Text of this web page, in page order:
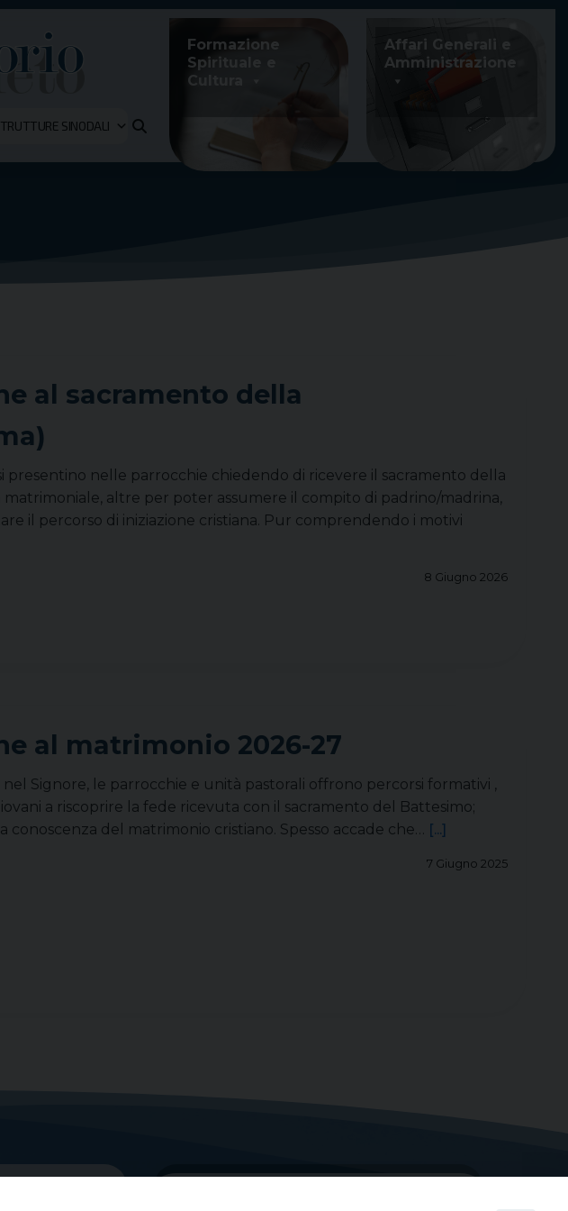
SINODALI
Formazione
Spirituale e
Cultura
Affari Generali e
Amministrazione
al sacramento della
presentino nelle parrocchie chiedendo di ricevere il sacramento della
altre per poter assumere il compito di padrino/madrina,
il percorso di iniziazione cristiana. Pur comprendendo i motivi
8 Giugno 2026
al matrimonio 2026-27
Signore, le parrocchie e unità pastorali offrono percorsi formativi ,
a riscoprire la fede ricevuta con il sacramento del Battesimo;
del matrimonio cristiano. Spesso accade che…
[...]
7 Giugno 2025